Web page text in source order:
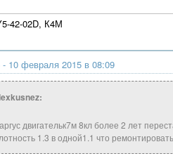
42-02D, К4М
- 10 февраля 2015 в 08:09
двигательк7м 8кл более 2 лет
1.3 в одной1.1 что